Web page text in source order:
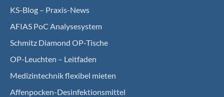
KS-Blog – Praxis-News
AFIAS PoC Analysesystem
Schmitz Diamond OP-Tische
OP-Leuchten – Leitfaden
Medizintechnik flexibel mieten
Affenpocken-Desinfektionsmittel